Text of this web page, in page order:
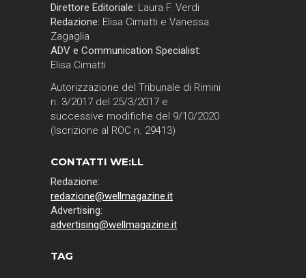
Direttore Editoriale: Laura F. Verdi
Redazione: Elisa Cimatti e Vanessa
Zagaglia
ADV e Communication Specialist:
Elisa Cimatti
Autorizzazione del Tribunale di Rimini
n. 3/2017 del 25/3/2017 e
successive modifiche del 9/10/2020
(Iscrizione al ROC n. 29413)
CONTATTI WE:LL
Redazione:
redazione@wellmagazine.it
Advertising:
advertising@wellmagazine.it
TAG